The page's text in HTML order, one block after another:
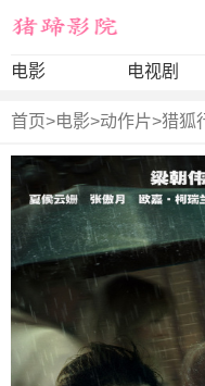
电影 电视剧
首页>电影>动作片>猎狐